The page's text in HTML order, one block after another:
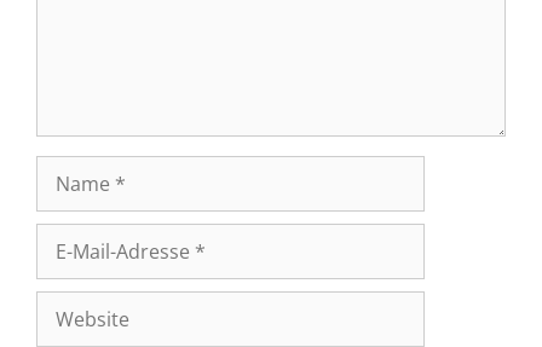
Mail-
Adresse
Website